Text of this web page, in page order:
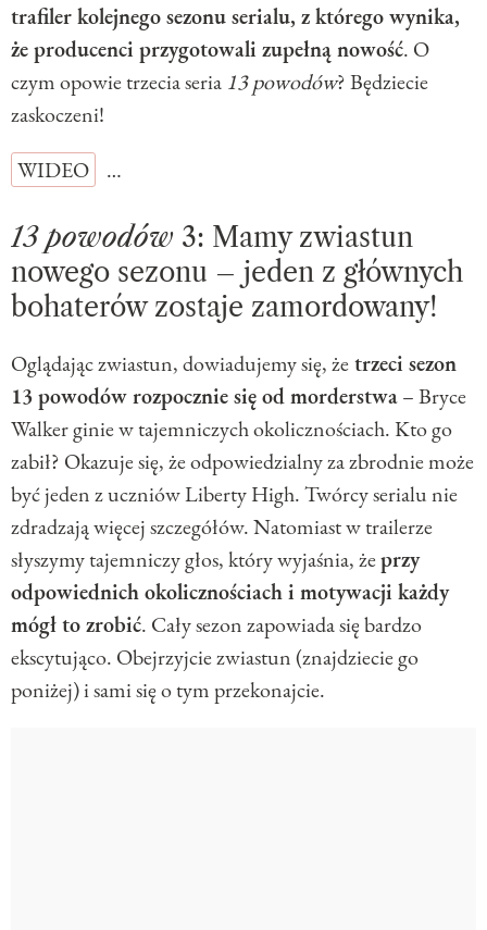
trafiler kolejnego sezonu serialu, z którego wynika,
że producenci przygotowali zupełną nowość. O
czym opowie trzecia seria 13 powodów? Będziecie
zaskoczeni!
WIDEO
…
13 powodów 3: Mamy zwiastun
nowego sezonu – jeden z głównych
bohaterów zostaje zamordowany!
Oglądając zwiastun, dowiadujemy się, żetrzeci sezon
13 powodówrozpocznie się od morderstwa– Bryce
Walker ginie w tajemniczych okolicznościach. Kto go
zabił? Okazuje się, że odpowiedzialny za zbrodnie może
być jeden z uczniów Liberty High. Twórcy serialu nie
zdradzają więcej szczegółów. Natomiast w trailerze
słyszymy tajemniczy głos, który wyjaśnia, żeprzy
odpowiednich okolicznościach i motywacji każdy
mógł to zrobić. Cały sezon zapowiada się bardzo
ekscytująco. Obejrzyjcie zwiastun (znajdziecie go
poniżej) i sami się o tym przekonajcie.